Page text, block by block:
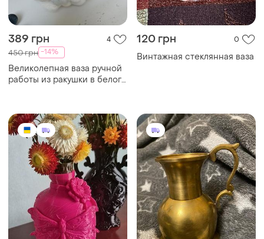
389 грн 4
450 грн -14%
Великолепная ваза ручной
работы из ракушки в белого
120 грн 0
Винтажная стеклянная ваза